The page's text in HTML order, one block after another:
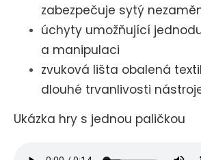
zabezpečuje sytý
úchyty umožňující
a manipulaci
zvuková lišta obalená
dlouhé trvanlivosti
Ukázka hry s jednou paličkou